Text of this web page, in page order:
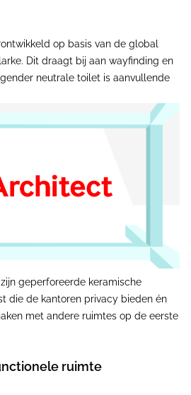
op basis van de global
Dit draagt bij aan wayfinding en
neutrale toilet is aanvullende
geperforeerde keramische
die de kantoren privacy bieden én
met andere ruimtes op de eerste
ruimte